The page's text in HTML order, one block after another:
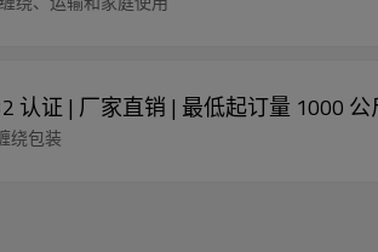
认证 | 厂家直销 | 最低起订量 1000
绕包装